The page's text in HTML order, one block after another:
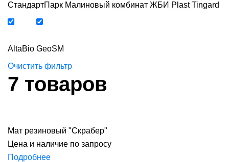
СтандартПарк Малиновый комбинат ЖБИ Plast Tingard
AltaBio GeoSM
Очистить фильтр
7 товаров
Мат резиновый "Скрабер"
Цена и наличие по запросу
Подробнее